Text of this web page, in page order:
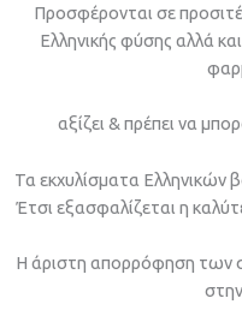
Προσφέρονται σε
Ελληνικής φύσης αλλά
αξίζει & πρέπει να
Τα εκχυλίσματα Ελληνικών
Έτσι εξασφαλίζεται η
Η άριστη απορρόφηση των